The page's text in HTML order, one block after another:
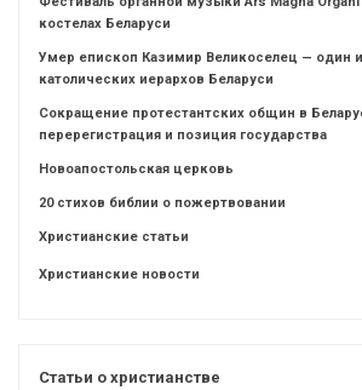
костелах Беларуси
Умер епископ Казимир Великоселец — один
католических иерархов Беларуси
Сокращение протестантских общин в
перерегистрация и позиция государства
Новоапостольская церковь
20 стихов библии о пожертвовании
Христианские статьи
Христианские новости
Статьи о христианстве